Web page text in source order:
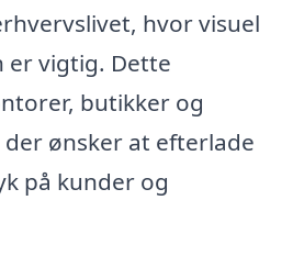
hvor visuel
vigtig. Dette
butikker og
ønsker at efterlade
på kunder og